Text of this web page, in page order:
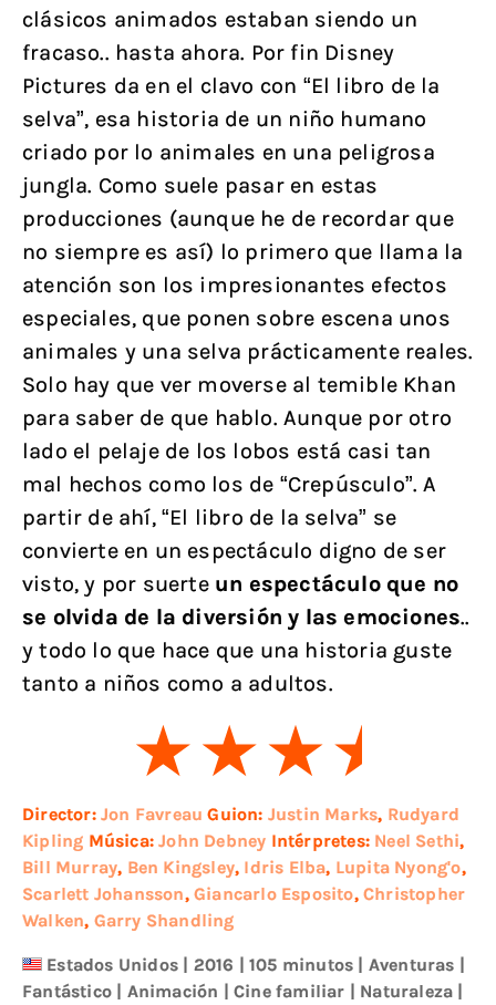
clásicos animados estaban siendo un
fracaso.. hasta ahora. Por fin Disney
Pictures da en el clavo con “El libro de la
selva”, esa historia de un niño humano
criado por lo animales en una peligrosa
jungla. Como suele pasar en estas
producciones (aunque he de recordar que
no siempre es así) lo primero que llama la
atención son los impresionantes efectos
especiales, que ponen sobre escena unos
animales y una selva prácticamente reales.
Solo hay que ver moverse al temible Khan
para saber de que hablo. Aunque por otro
lado el pelaje de los lobos está casi tan
mal hechos como los de “Crepúsculo”. A
partir de ahí, “El libro de la selva” se
convierte en un espectáculo digno de ser
visto, y por suerte un espectáculo que no
se olvida de la diversión y las emociones..
y todo lo que hace que una historia guste
tanto a niños como a adultos.
Director: Jon Favreau Guion: Justin Marks, Rudyard
Kipling Música:John Debney Intérpretes: Neel Sethi,
Bill Murray, Ben Kingsley, Idris Elba, Lupita Nyong'o,
Scarlett Johansson,Giancarlo Esposito,Christopher
Walken, Garry Shandling
Estados Unidos | 2016 | 105 minutos | Aventuras |
Fantástico | Animación |Cine familiar | Naturaleza |